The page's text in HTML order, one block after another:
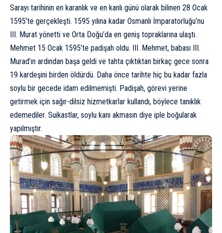
Sarayı tarihinin en karanlık ve en kanlı günü olarak bilinen 28 Ocak
1595’te gerçekleşti. 1595 yılına kadar Osmanlı İmparatorluğu’nu
III. Murat yönetti ve Orta Doğu’da en geniş topraklarına ulaştı.
Mehmet 15 Ocak 1595’te padişah oldu. III. Mehmet, babası III.
Murad’ın ardından başa geldi ve tahta çıktıktan birkaç gece sonra
19 kardeşini birden öldürdü. Daha önce tarihte hiç bu kadar fazla
soylu bir gecede idam edilmemişti. Padişah, görevi yerine
getirmek için sağır-dilsiz hizmetkarlar kullandı, böylece tanıklık
edemediler. Suikastlar, soylu kanı akmasın diye iple boğularak
yapılmıştır.